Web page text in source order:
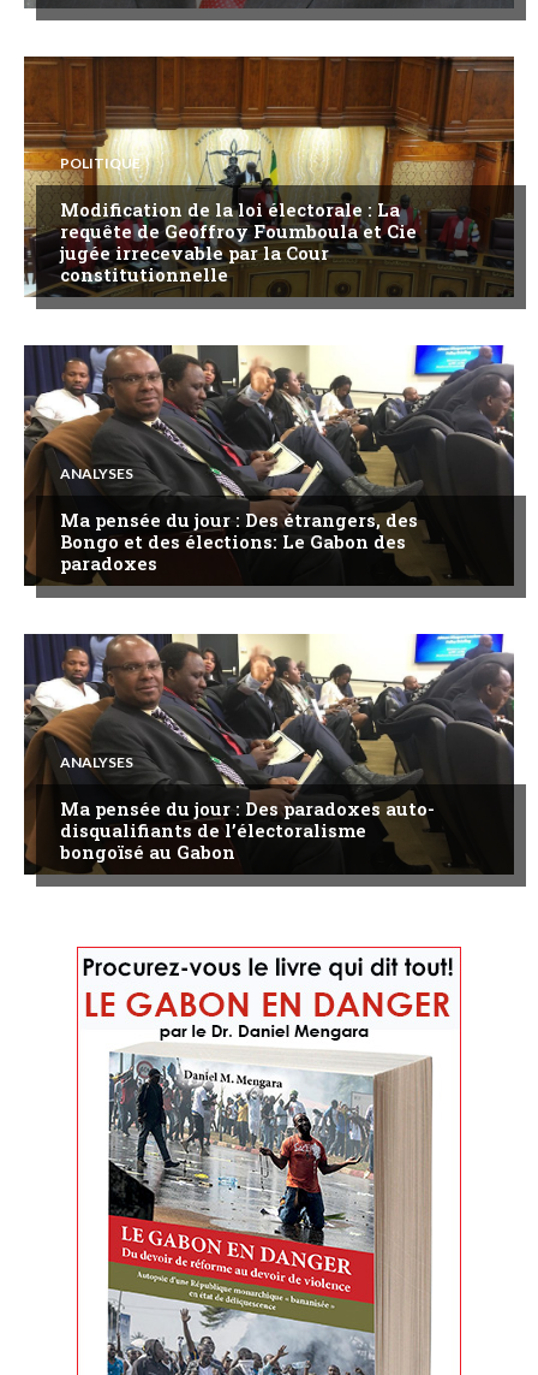
POLITIQUE
Modification de la loi électorale : La
requête de Geoffroy Foumboula et Cie
jugée irrecevable par la Cour
constitutionnelle
ANALYSES
Ma pensée du jour : Des étrangers, des
Bongo et des élections: Le Gabon des
paradoxes
ANALYSES
Ma pensée du jour : Des paradoxes auto-
disqualifiants de l’électoralisme
bongoïsé au Gabon